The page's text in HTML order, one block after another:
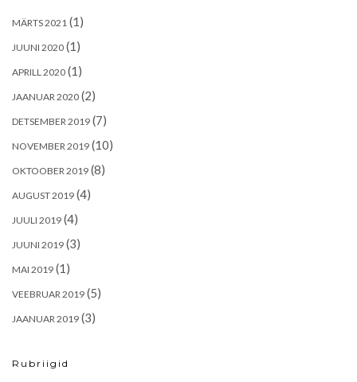
MÄRTS 2021 (1)
JUUNI 2020 (1)
APRILL 2020 (1)
JAANUAR 2020 (2)
DETSEMBER 2019 (7)
NOVEMBER 2019 (10)
OKTOOBER 2019 (8)
AUGUST 2019 (4)
JUULI 2019 (4)
JUUNI 2019 (3)
MAI 2019 (1)
VEEBRUAR 2019 (5)
JAANUAR 2019 (3)
Rubriigid